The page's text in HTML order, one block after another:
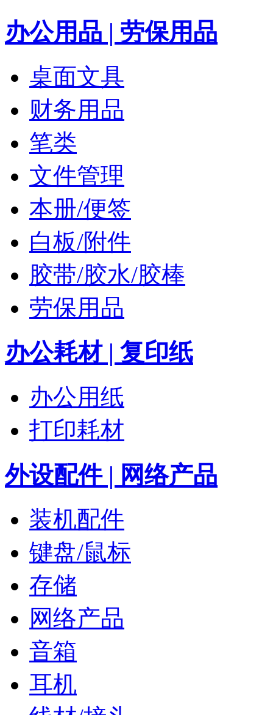
办公用品 | 劳保用品
桌面文具
财务用品
笔类
文件管理
本册/便签
白板/附件
胶带/胶水/胶棒
劳保用品
办公耗材 | 复印纸
办公用纸
打印耗材
外设配件 | 网络产品
装机配件
键盘/鼠标
存储
网络产品
音箱
耳机